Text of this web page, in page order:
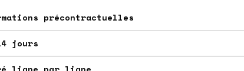
précontractuelles
jours